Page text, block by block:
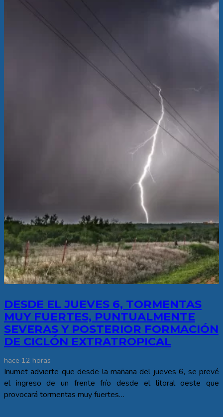
DESDE EL JUEVES 6, TORMENTAS
MUY FUERTES, PUNTUALMENTE
SEVERAS Y POSTERIOR FORMACIÓN
DE CICLÓN EXTRATROPICAL
hace 12 horas
Inumet advierte que desde la mañana del jueves 6, se prevé
el ingreso de un frente frío desde el litoral oeste que
provocará tormentas muy fuertes…